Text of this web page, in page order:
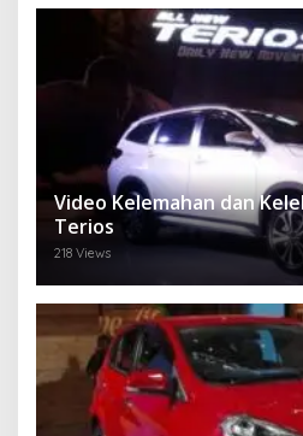
Video Kelemahan dan
Terios
218 Views